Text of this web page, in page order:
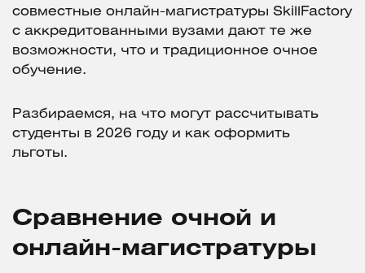
совместные онлайн-магистратуры SkillFactory
с аккредитованными вузами дают те же
возможности, что и традиционное очное
обучение.
Разбираемся, на что могут рассчитывать
студенты в 2026 году и как оформить
льготы.
Сравнение очной и
онлайн-магистратуры